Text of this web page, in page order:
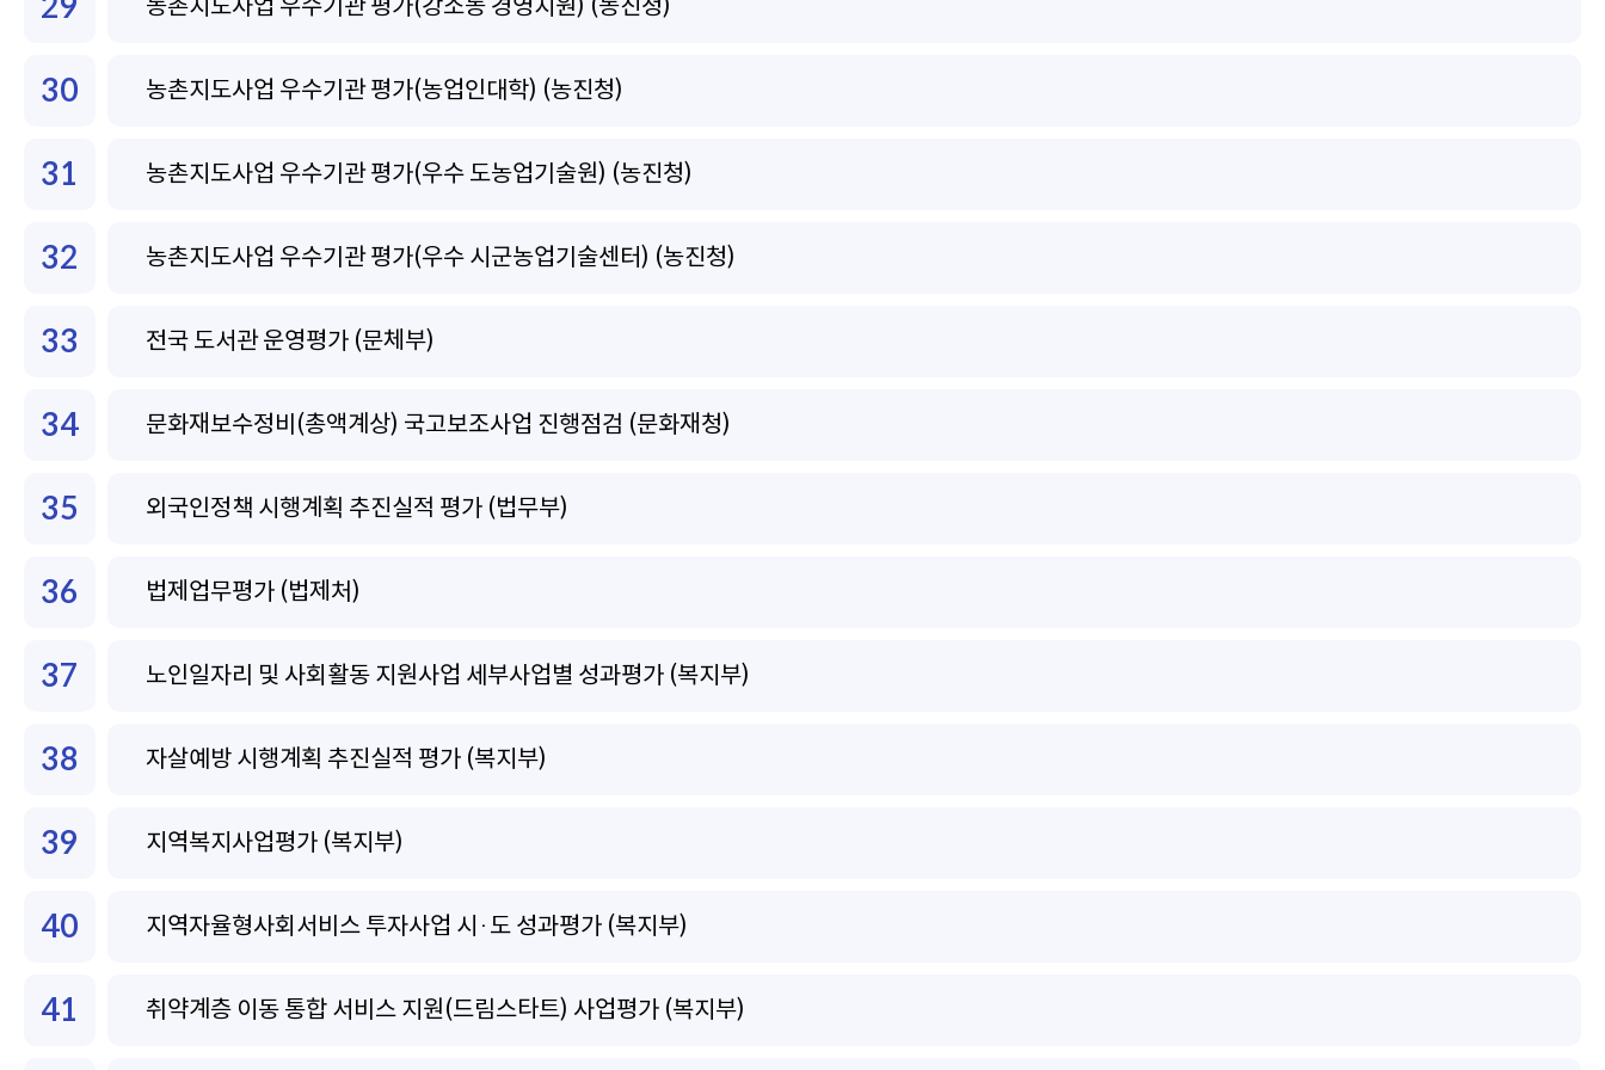
농촌지도사업 우수기관 평가(강소농 경영지원) (농진청)
30 농촌지도사업 우수기관 평가(농업인대학) (농진청)
31 농촌지도사업 우수기관 평가(우수 도농업기술원) (농진청)
32 농촌지도사업 우수기관 평가(우수 시군농업기술센터) (농진청)
33 전국 도서관 운영평가 (문체부)
34 문화재보수정비(총액계상) 국고보조사업 진행점검 (문화재청)
35 외국인정책 시행계획 추진실적 평가 (법무부)
36 법제업무평가 (법제처)
37 노인일자리 및 사회활동 지원사업 세부사업별 성과평가 (복지부)
38 자살예방 시행계획 추진실적 평가 (복지부)
39 지역복지사업평가 (복지부)
40 지역자율형사회서비스 투자사업 시·도 성과평가 (복지부)
41 취약계층 이동 통합 서비스 지원(드림스타트) 사업평가 (복지부)